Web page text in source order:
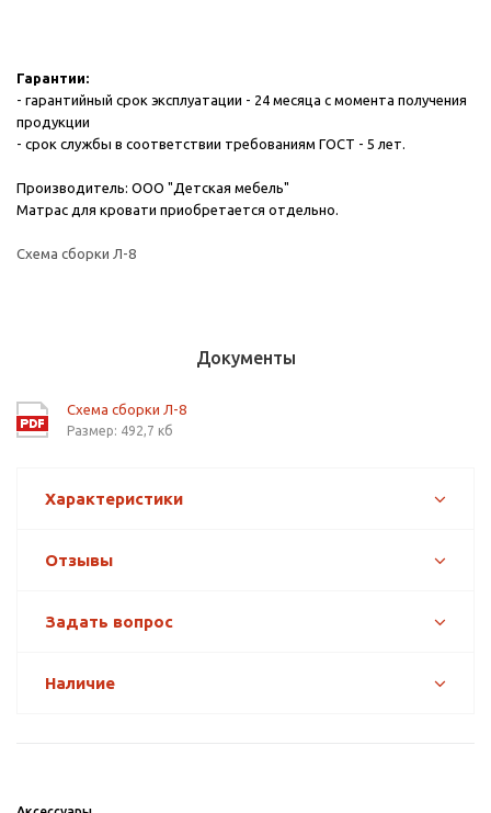
Гарантии:
- гарантийный срок эксплуатации - 24 месяца с момента получения
продукции
- срок службы в соответствии требованиям ГОСТ - 5 лет.
Производитель: ООО "Детская мебель"
Матрас для кровати приобретается отдельно.
Схема сборки Л-8
Документы
Схема сборки Л-8
Размер: 492,7 кб
Характеристики
Отзывы
Задать вопрос
Наличие